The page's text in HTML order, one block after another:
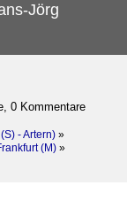
Jörg
0 Kommentare
- Artern) »
(M) »